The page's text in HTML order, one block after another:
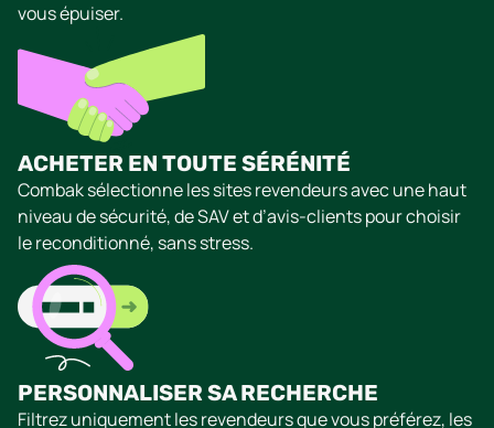
vous épuiser.
ACHETER EN TOUTE SÉRÉNITÉ
Combak sélectionne les sites revendeurs avec une haut
niveau de sécurité, de SAV et d’avis-clients pour choisir
le reconditionné, sans stress.
PERSONNALISER SA RECHERCHE
Filtrez uniquement les revendeurs que vous préférez, les